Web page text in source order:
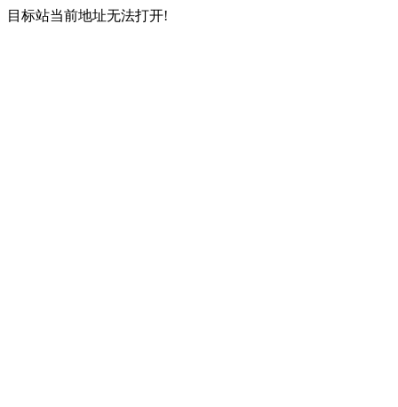
目标站当前地址无法打开!